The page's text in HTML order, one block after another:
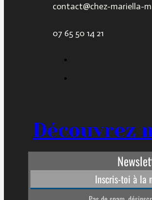
contact@chez-mariella-
07 65 50 14 21
Découvrez